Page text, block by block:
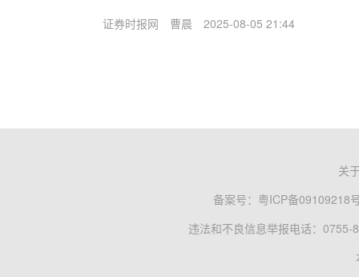
证券时报网 曹晨 2025-08-05 21:44
关
备案号： 粤ICP备09109218
违法和不良信息举报电话：0755-